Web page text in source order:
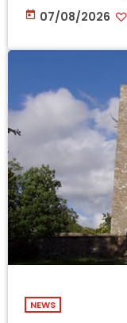
today 07/08/2026
NEWS